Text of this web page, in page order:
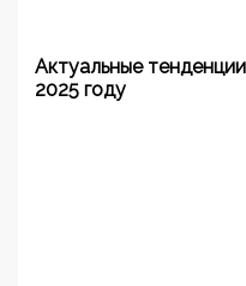
Актуальные
2025 году